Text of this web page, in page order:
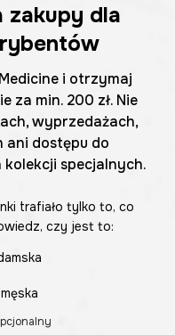
zakupy dla
i otrzymaj
za min. 200 zł. Nie
wyprzedażach,
dostępu do
specjalnych.
trafiało tylko to, co
czy jest to: